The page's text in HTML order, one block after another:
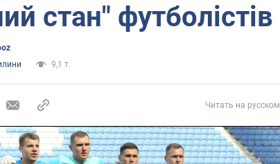
стан" футболістів
9,1 т.
Читать на русском